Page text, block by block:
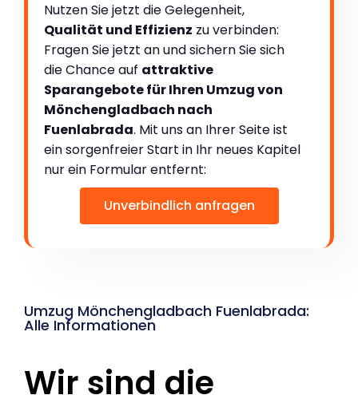
Nutzen Sie jetzt die Gelegenheit,
Qualität und Effizienz zu verbinden:
Fragen Sie jetzt an und sichern Sie sich
die Chance auf attraktive
Sparangebote für Ihren Umzug von
Mönchengladbach nach
Fuenlabrada. Mit uns an Ihrer Seite ist
ein sorgenfreier Start in Ihr neues Kapitel
nur ein Formular entfernt:
Unverbindlich anfragen
Umzug Mönchengladbach Fuenlabrada:
Alle Informationen
Wir sind die